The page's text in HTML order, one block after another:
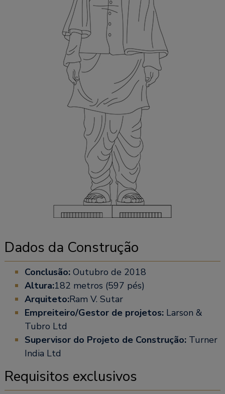
Dados da Construção
Conclusão: Outubro de 2018
Altura:182 metros (597 pés)
Arquiteto:Ram V. Sutar
Empreiteiro/Gestor de projetos: Larson &
Tubro Ltd
Supervisor do Projeto de Construção:Turner
India Ltd
Requisitos exclusivos